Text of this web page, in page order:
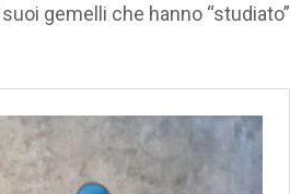
gemelli che hanno “studiato”